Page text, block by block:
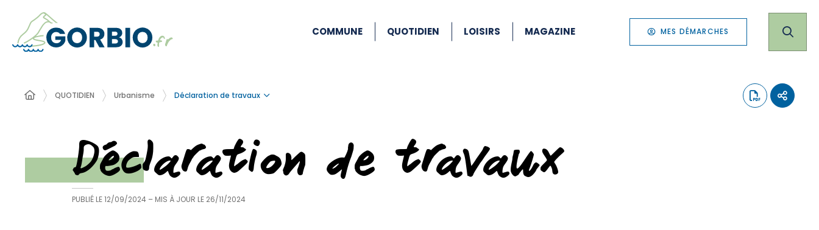
COMMUNE QUOTIDIEN LOISIRS MAGAZINE MES DÉMARCHES
QUOTIDIEN Urbanisme Déclaration de travaux
Déclaration de travaux
PUBLIÉ LE12/09/2024 – MIS À JOUR LE 26/11/2024